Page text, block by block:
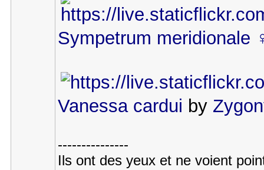
Sympetrum meridionale
Vanessa cardui by
---------------
Ils ont des yeux et ne voient